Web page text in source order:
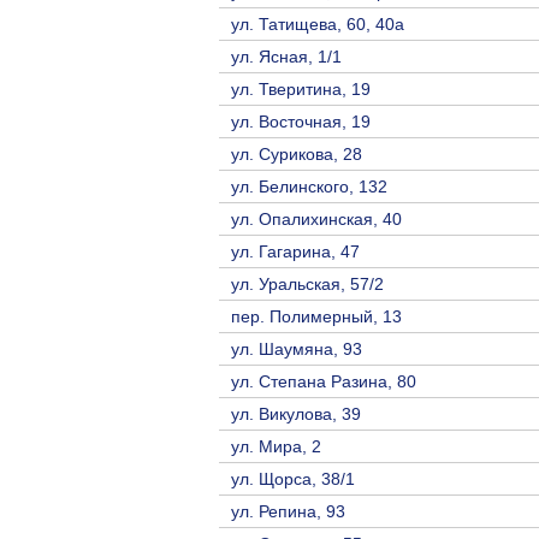
ул. Татищева, 60, 40а
ул. Ясная, 1/1
ул. Тверитина, 19
ул. Восточная, 19
ул. Сурикова, 28
ул. Белинского, 132
ул. Опалихинская, 40
ул. Гагарина, 47
ул. Уральская, 57/2
пер. Полимерный, 13
ул. Шаумяна, 93
ул. Степана Разина, 80
ул. Викулова, 39
ул. Мира, 2
ул. Щорса, 38/1
ул. Репина, 93